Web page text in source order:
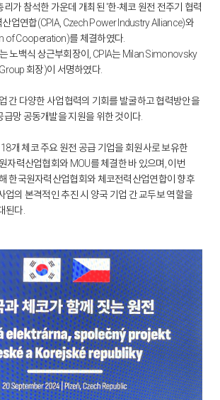
가 참석한 가운데 개최된 '한-체코 원전 전주기 협력
업연합(CPIA, Czech Power Industry Alliance)와
Cooperation)를 체결하였다.
노백식 상근부회장이, CPIA는 Milan Simonovsky
회장)이 서명하였다.
간 다양한 사업협력의 기회를 발굴하고 협력방안을
망 공동개발을 지원을 위한 것이다.
개 체코 주요 원전 공급 기업을 회원사로 보유한
자력산업협회와 MOU를 체결한 바 있으며, 이번
한국원자력산업협회와 체코전력산업연합이 향후
업의 본격적인 추진 시 양국 기업 간 교두보 역할을
된다.